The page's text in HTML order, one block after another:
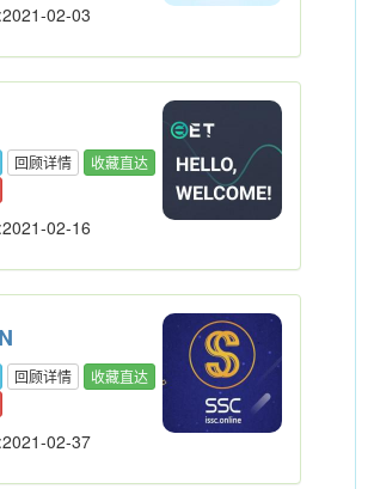
02-03
回顾详情
收藏直达
02-16
回顾详情
收藏直达
02-37